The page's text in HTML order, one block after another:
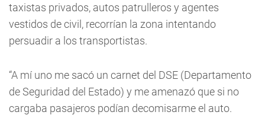
taxistas privados, autos patrulleros y agentes
vestidos de civil, recorrían la zona intentando
persuadir a los transportistas.
“A mí uno me sacó un carnet del DSE (Departamento
de Seguridad del Estado) y me amenazó que si no
cargaba pasajeros podían decomisarme el auto.